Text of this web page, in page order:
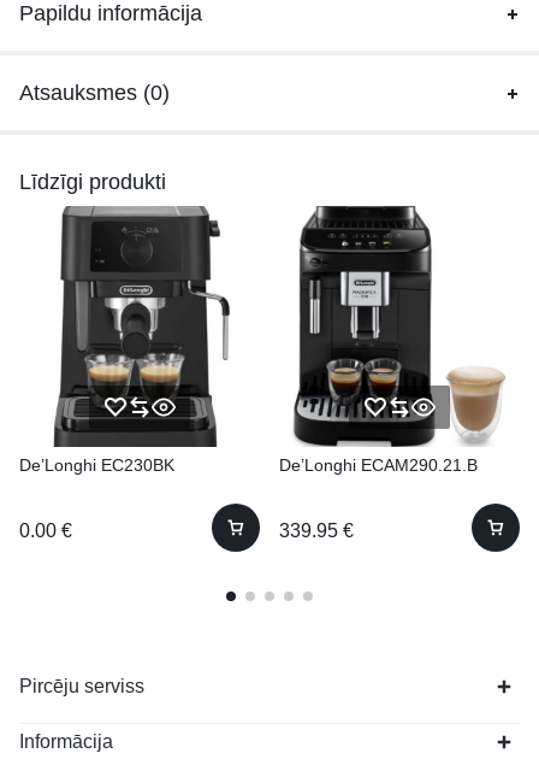
Papildu informācija
Atsauksmes (0)
Līdzīgi produkti
De’Longhi EC230BK
0.00 €
De’Longhi ECAM290.21.B
339.95 €
Pircēju serviss
Informācija